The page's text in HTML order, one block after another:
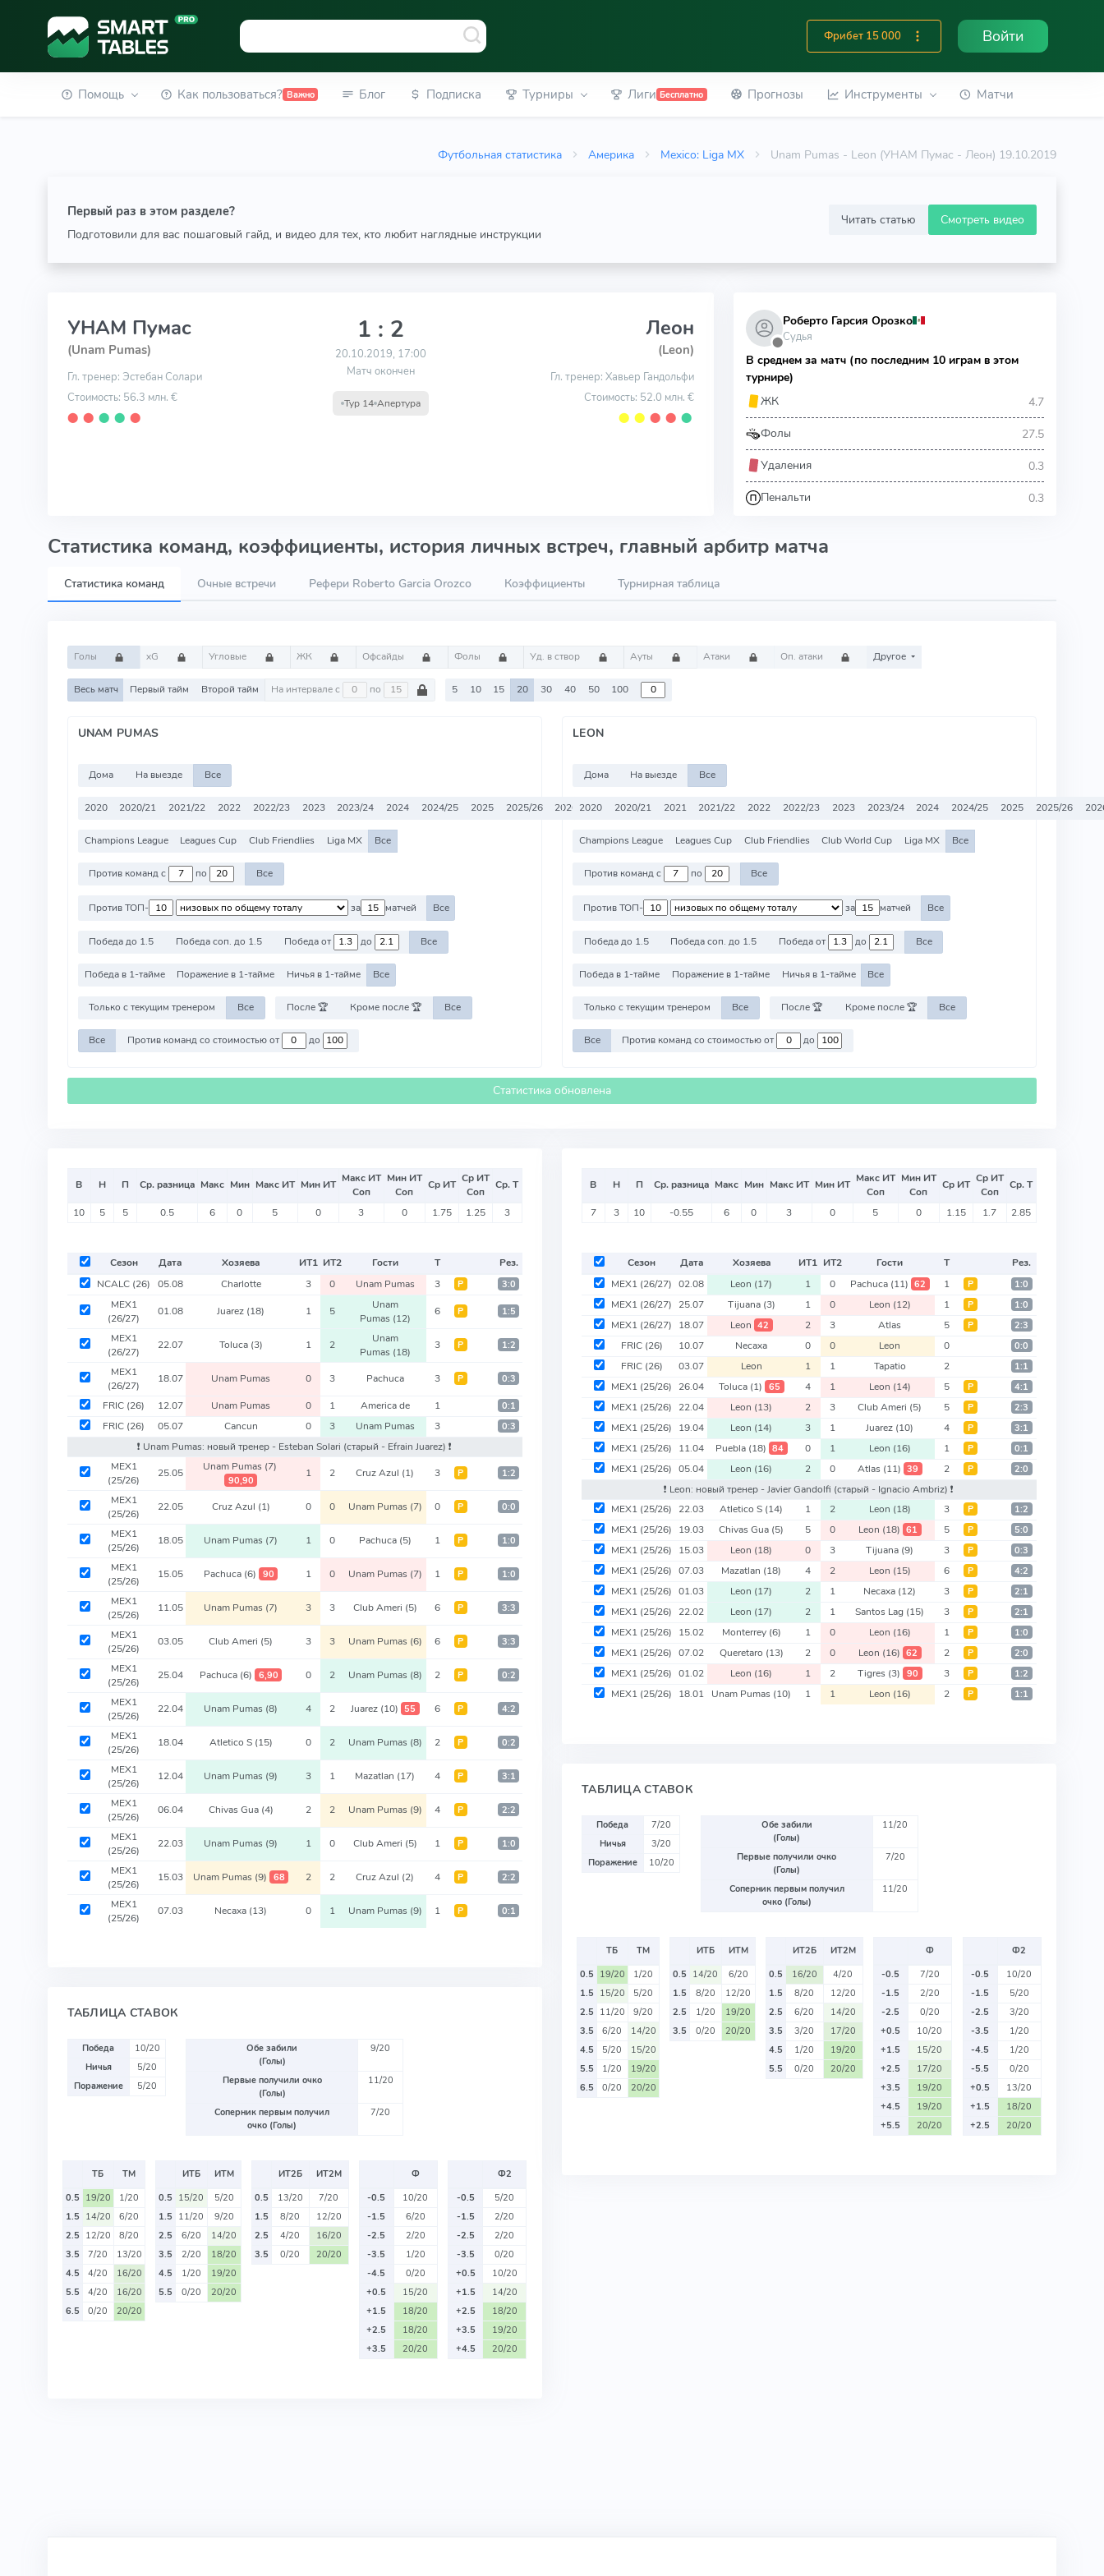
Фрибет 15 000 Войти
Помощь Как пользоваться? Важно Блог Подписка Турниры Лиги Бесплатно Прогнозы Инструменты Матчи
Футбольная статистика Америка Mexico: Liga MX Unam Pumas - Leon (УНАМ Пумас - Леон) 19.10.2019
Первый раз в этом разделе?
Подготовили для вас пошаговый гайд, и видео для тех, кто любит наглядные инструкции
Читать статью Смотреть видео
УНАМ Пумас
(Unam Pumas)
Гл. тренер: Эстебан Солари
Стоимость: 56.3 млн. €
⬤ ⬤ ⬤ ⬤ ⬤
1 : 2
20.10.2019, 17:00
Матч окончен
Тур 14 Апертура
Леон
(Leon)
Гл. тренер: Хавьер Гандольфи
Стоимость: 52.0 млн. €
⬤ ⬤ ⬤ ⬤ ⬤
⬤
Роберто Гарсия Орозко
Судья
В среднем за матч (по последним 10 играм в этом
турнире)
ЖК
4.7
Фолы 27.5
Удаления 0.3
Пенальти 0.3
Статистика команд, коэффициенты, история личных встреч, главный арбитр матча
Статистика команд Очные встречи Рефери Roberto Garcia Orozco Коэффициенты Турнирная таблица
Голы xG Угловые ЖК Офсайды Фолы Уд. в створ Ауты Атаки Оп. атаки Другое
Весь матч Первый тайм Второй тайм На интервале с по 5 10 15 20 30 40 50 100
UNAM PUMAS
Дома На выезде Все
2020 2020/21 2021/22 2022 2022/23 2023 2023/24 2024 2024/25 2025 2025/26 2026 2026/27 Все
Champions League Leagues Cup Club Friendlies Liga MX Все
Против команд с по Все
Против ТОП- за матчей Все
Победа до 1.5 Победа соп. до 1.5 Победа от до Все
Победа в 1-тайме Поражение в 1-тайме Ничья в 1-тайме Все
Только с текущим тренером Все После 🏆 Кроме после 🏆 Все
Все Против команд со стоимостью от до
LEON
Дома На выезде Все
2020 2020/21 2021 2021/22 2022 2022/23 2023 2023/24 2024 2024/25 2025 2025/26
Champions League Leagues Cup Club Friendlies Club World Cup Liga MX Все
Против команд с по Все
Против ТОП- за матчей Все
Победа до 1.5 Победа соп. до 1.5 Победа от до Все
Победа в 1-тайме Поражение в 1-тайме Ничья в 1-тайме Все
Только с текущим тренером Все После 🏆 Кроме после 🏆 Все
Все Против команд со стоимостью от до
Статистика обновлена
В Н П Ср. разница Макс Мин Макс ИТ Мин ИТ Макс ИТ
Соп
Мин ИТ
Соп
Ср ИТ Ср ИТ
Соп
Ср. Т
10 5 5 0.5 6 0 5 0 3 0 1.75 1.25 3
Сезон Дата Хозяева ИТ1 ИТ2 Гости Т
Рез.
NCALC (26) 05.08 Charlotte 3 0 Unam Pumas 3 Р 3:0
MEX1
(26/27)
01.08 Juarez (18) 1 5
Unam
Pumas (12)
6 Р 1:5
MEX1
(26/27)
22.07 Toluca (3) 1 2
Unam
Pumas (18)
3 Р 1:2
MEX1
(26/27)
18.07 Unam Pumas 0 3 Pachuca 3 Р 0:3
FRIC (26) 12.07 Unam Pumas 0 1 America de 1 0:1
FRIC (26) 05.07 Cancun 0 3 Unam Pumas 3 0:3
❗️ Unam Pumas: новый тренер - Esteban Solari (старый - Efrain Juarez) ❗️
MEX1
(25/26)
25.05 Unam Pumas (7)
90,90
1 2 Cruz Azul (1) 3 Р 1:2
MEX1
(25/26)
22.05 Cruz Azul (1) 0 0 Unam Pumas (7) 0 Р 0:0
MEX1
(25/26)
18.05 Unam Pumas (7) 1 0 Pachuca (5) 1 Р 1:0
MEX1
(25/26)
15.05 Pachuca (6) 90 1 0 Unam Pumas (7) 1 Р 1:0
MEX1
(25/26)
11.05 Unam Pumas (7) 3 3 Club Ameri (5) 6 Р 3:3
MEX1
(25/26)
03.05 Club Ameri (5) 3 3 Unam Pumas (6) 6 Р 3:3
MEX1
(25/26)
25.04 Pachuca (6) 6,90 0 2 Unam Pumas (8) 2 Р 0:2
MEX1
(25/26)
22.04 Unam Pumas (8) 4 2 Juarez (10) 55 6 Р 4:2
MEX1
(25/26)
18.04 Atletico S (15) 0 2 Unam Pumas (8) 2 Р 0:2
MEX1
(25/26)
12.04 Unam Pumas (9) 3 1 Mazatlan (17) 4 Р 3:1
MEX1
(25/26)
06.04 Chivas Gua (4) 2 2 Unam Pumas (9) 4 Р 2:2
MEX1
(25/26)
22.03 Unam Pumas (9) 1 0 Club Ameri (5) 1 Р 1:0
MEX1
(25/26)
15.03 Unam Pumas (9) 68 2 2 Cruz Azul (2) 4 Р 2:2
MEX1
(25/26)
07.03 Necaxa (13) 0 1 Unam Pumas (9) 1 Р 0:1
ТАБЛИЦА СТАВОК
Победа
10/20
Ничья
5/20
Поражение
5/20
Обе забили
(Голы)
9/20
Первые получили очко
(Голы)
11/20
Соперник первым получил
очко (Голы)
7/20
ТБ
ТМ
0.5 19/20
1/20
1.5 14/20
6/20
2.5 12/20
8/20
3.5
7/20
13/20
4.5
4/20
16/20
5.5
4/20
16/20
6.5
0/20 20/20
ИТБ
ИТМ
0.5 15/20
5/20
1.5 11/20
9/20
2.5
6/20
14/20
3.5
2/20
18/20
4.5
1/20
19/20
5.5
0/20 20/20
ИТ2Б
ИТ2М
0.5
13/20
7/20
1.5
8/20
12/20
2.5
4/20
16/20
3.5
0/20 20/20
Ф
-0.5
10/20
-1.5
6/20
-2.5
2/20
-3.5
1/20
-4.5
0/20
+0.5
15/20
+1.5
18/20
+2.5
18/20
+3.5
20/20
Ф2
-0.5
5/20
-1.5
2/20
-2.5
2/20
-3.5
0/20
+0.5
10/20
+1.5
14/20
+2.5
18/20
+3.5
19/20
+4.5
20/20
В Н П Ср. разница Макс Мин Макс ИТ Мин ИТ Макс ИТ
Соп
Мин ИТ
Соп
Ср ИТ Ср ИТ
Соп
Ср. Т
7 3 10 -0.55 6 0 3 0 5 0 1.15 1.7 2.85
Сезон Дата Хозяева ИТ1 ИТ2 Гости Т
Рез.
MEX1 (26/27) 02.08 Leon (17) 1 0 Pachuca (11) 62 1 Р 1:0
MEX1 (26/27) 25.07 Tijuana (3) 1 0 Leon (12) 1 Р 1:0
MEX1 (26/27) 18.07 Leon 42 2 3 Atlas 5 Р 2:3
FRIC (26) 10.07 Necaxa 0 0 Leon 0 0:0
FRIC (26) 03.07 Leon 1 1 Tapatio 2 1:1
MEX1 (25/26) 26.04 Toluca (1) 65 4 1 Leon (14) 5 Р 4:1
MEX1 (25/26) 22.04 Leon (13) 2 3 Club Ameri (5) 5 Р 2:3
MEX1 (25/26) 19.04 Leon (14) 3 1 Juarez (10) 4 Р 3:1
MEX1 (25/26) 11.04 Puebla (18) 84 0 1 Leon (16) 1 Р 0:1
MEX1 (25/26) 05.04 Leon (16) 2 0 Atlas (11) 39 2 Р 2:0
❗️ Leon: новый тренер - Javier Gandolfi (старый - Ignacio Ambriz) ❗️
MEX1 (25/26) 22.03 Atletico S (14) 1 2 Leon (18) 3 Р 1:2
MEX1 (25/26) 19.03 Chivas Gua (5) 5 0 Leon (18) 61 5 Р 5:0
MEX1 (25/26) 15.03 Leon (18) 0 3 Tijuana (9) 3 Р 0:3
MEX1 (25/26) 07.03 Mazatlan (18) 4 2 Leon (15) 6 Р 4:2
MEX1 (25/26) 01.03 Leon (17) 2 1 Necaxa (12) 3 Р 2:1
MEX1 (25/26) 22.02 Leon (17) 2 1 Santos Lag (15) 3 Р 2:1
MEX1 (25/26) 15.02 Monterrey (6) 1 0 Leon (16) 1 Р 1:0
MEX1 (25/26) 07.02 Queretaro (13) 2 0 Leon (16) 62 2 Р 2:0
MEX1 (25/26) 01.02 Leon (16) 1 2 Tigres (3) 90 3 Р 1:2
MEX1 (25/26) 18.01 Unam Pumas (10) 1 1 Leon (16) 2 Р 1:1
ТАБЛИЦА СТАВОК
Победа
7/20
Ничья
3/20
Поражение
10/20
Обе забили
(Голы)
11/20
Первые получили очко
(Голы)
7/20
Соперник первым получил
очко (Голы)
11/20
ТБ
ТМ
0.5 19/20
1/20
1.5 15/20
5/20
2.5 11/20
9/20
3.5
6/20
14/20
4.5
5/20
15/20
5.5
1/20
19/20
6.5
0/20 20/20
ИТБ
ИТМ
0.5 14/20
6/20
1.5
8/20
12/20
2.5
1/20
19/20
3.5
0/20 20/20
ИТ2Б
ИТ2М
0.5
16/20
4/20
1.5
8/20
12/20
2.5
6/20
14/20
3.5
3/20
17/20
4.5
1/20
19/20
5.5
0/20 20/20
Ф
-0.5
7/20
-1.5
2/20
-2.5
0/20
+0.5
10/20
+1.5
15/20
+2.5
17/20
+3.5
19/20
+4.5
19/20
+5.5
20/20
Ф2
-0.5
10/20
-1.5
5/20
-2.5
3/20
-3.5
1/20
-4.5
1/20
-5.5
0/20
+0.5
13/20
+1.5
18/20
+2.5
20/20